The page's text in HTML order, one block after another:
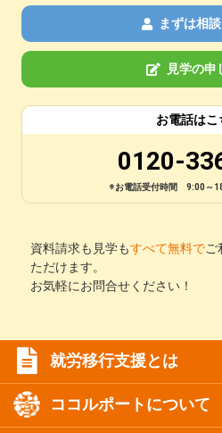
まずは相
見学の申
お電話はこ
0120-
※お電話受付時間 9:00～
資料請求も見学もすべて無料でご
ただけます。
お気軽にお問合せください！
就労移行支援とは
ココルポートについて